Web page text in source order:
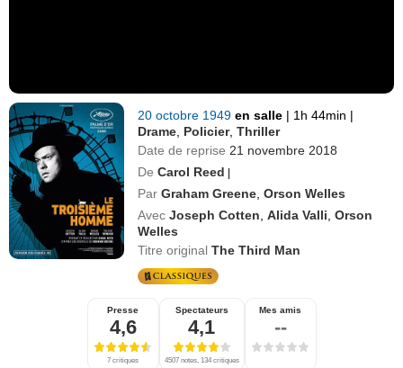
20 octobre 1949en salle | 1h 44min |
Drame Policier,Thriller
Date de reprise 21 novembre 2018
De Carol Reed |
Par Graham Greene ,Orson Welles
Avec Joseph Cotten ,Alida Valli ,Orson
Welles
Titre originalThe Third Man
Presse
4,6
7 critiques
Spectateurs
4,1
4507 notes, 134 critiques
Mes amis
--